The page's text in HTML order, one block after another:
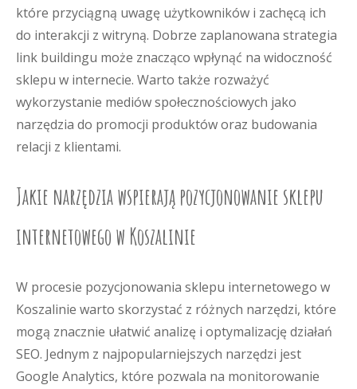
które przyciągną uwagę użytkowników i zachęcą ich
do interakcji z witryną. Dobrze zaplanowana strategia
link buildingu może znacząco wpłynąć na widoczność
sklepu w internecie. Warto także rozważyć
wykorzystanie mediów społecznościowych jako
narzędzia do promocji produktów oraz budowania
relacji z klientami.
Jakie narzędzia wspierają pozycjonowanie sklepu
internetowego w Koszalinie
W procesie pozycjonowania sklepu internetowego w
Koszalinie warto skorzystać z różnych narzędzi, które
mogą znacznie ułatwić analizę i optymalizację działań
SEO. Jednym z najpopularniejszych narzędzi jest
Google Analytics, które pozwala na monitorowanie